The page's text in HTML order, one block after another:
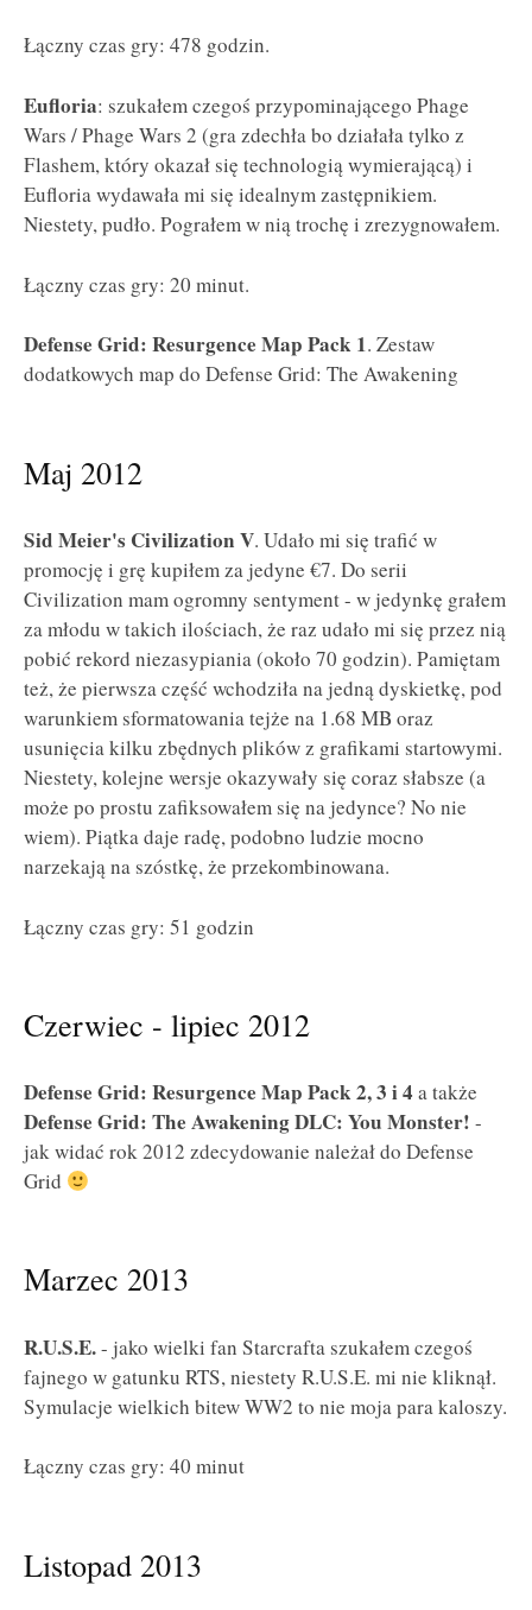
Łączny czas gry: 478 godzin.
Eufloria: szukałem czegoś przypominającego Phage
Wars / Phage Wars 2 (gra zdechła bo działała tylko z
Flashem, który okazał się technologią wymierającą) i
Eufloria wydawała mi się idealnym zastępnikiem.
Niestety, pudło. Pograłem w nią trochę i zrezygnowałem.
Łączny czas gry: 20 minut.
Defense Grid: Resurgence Map Pack 1. Zestaw
dodatkowych map do Defense Grid: The Awakening
Maj 2012
Sid Meier's Civilization V. Udało mi się trafić w
promocję i grę kupiłem za jedyne €7. Do serii
Civilization mam ogromny sentyment - w jedynkę grałem
za młodu w takich ilościach, że raz udało mi się przez nią
pobić rekord niezasypiania (około 70 godzin). Pamiętam
też, że pierwsza część wchodziła na jedną dyskietkę, pod
warunkiem sformatowania tejże na 1.68 MB oraz
usunięcia kilku zbędnych plików z grafikami startowymi.
Niestety, kolejne wersje okazywały się coraz słabsze (a
może po prostu zafiksowałem się na jedynce? No nie
wiem). Piątka daje radę, podobno ludzie mocno
narzekają na szóstkę, że przekombinowana.
Łączny czas gry: 51 godzin
Czerwiec - lipiec 2012
Defense Grid: Resurgence Map Pack 2, 3 i 4 a także
Defense Grid: The Awakening DLC: You Monster! -
jak widać rok 2012 zdecydowanie należał do Defense
Grid
Marzec 2013
R.U.S.E.- jako wielki fan Starcrafta szukałem czegoś
fajnego w gatunku RTS, niestety R.U.S.E. mi nie kliknął.
Symulacje wielkich bitew WW2 to nie moja para kaloszy.
Łączny czas gry: 40 minut
Listopad 2013